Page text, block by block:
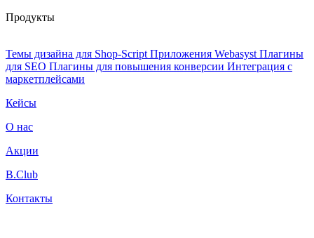
Продукты
Темы дизайна для Shop-Script Приложения Webasyst Плагины
для SEO Плагины для повышения конверсии Интеграция с
маркетплейсами
Кейсы
О нас
Акции
B.Club
Контакты